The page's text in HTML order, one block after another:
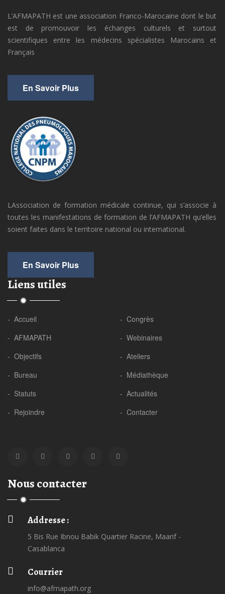
L’AFMAPATH est une association Franco-Marocaine dont le but
est de promouvoir les échanges culturels et surtout
scientifiques entre les médecins spécialistes Marocains et
Français
En Savoir Plus
LAssociation de formation médicale continue, qui s’associe à
toutes les manifestations de formation de l’AFMAPATH qu’elles
soient faites dans le territoire national ou international.
En Savoir Plus
Liens utiles
- Accueil
- AFMAPATH
- Objectifs
- Bureau
- Statuts
- Rejoindre
- Congrès
- Webinaires
- Ateliers
- Médiathèque
- Actualités
- Contacter
Nous contacter
Addresse :
5 Bis Rue Ibnou Babik Quartier Racine, Maarif -
Casablanca
Courrier
info@afmapath.org